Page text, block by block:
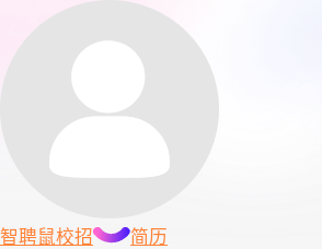
智聘鼠校招 简历